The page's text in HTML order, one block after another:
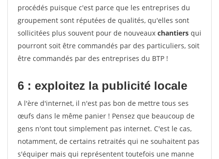
procédés puisque c'est parce que les entreprises du
groupement sont réputées de qualités, qu'elles sont
sollicitées plus souvent pour de nouveaux chantiers qui
pourront soit être commandés par des particuliers, soit
être commandés par des entreprises du BTP !
6 : exploitez la publicité locale
A l'ère d'internet, il n'est pas bon de mettre tous ses
œufs dans le même panier ! Pensez que beaucoup de
gens n'ont tout simplement pas internet. C'est le cas,
notamment, de certains retraités qui ne souhaitent pas
s'équiper mais qui représentent toutefois une manne